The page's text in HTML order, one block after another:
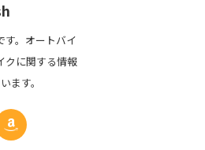
す。オートバイ
クに関する情報
ます。